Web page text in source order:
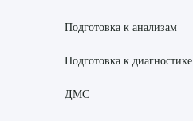
Подготовка к анализам
Подготовка к диагностике
ДМС